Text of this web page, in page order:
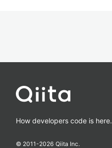
How developers code is here.
© 2011-2026 Qiita Inc.